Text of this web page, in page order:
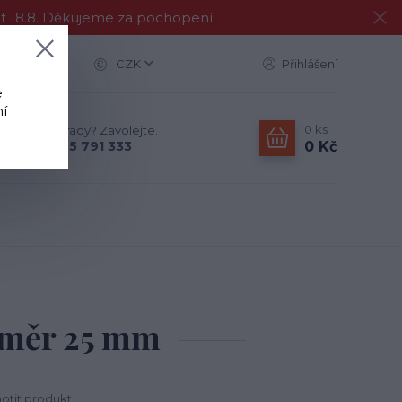
18.8. Děkujeme za pochopení
CZK Přihlášení
Nevíte si rady? Zavolejte.
+420 775 791 333
0 ks
0 Kč
25 mm
produkt